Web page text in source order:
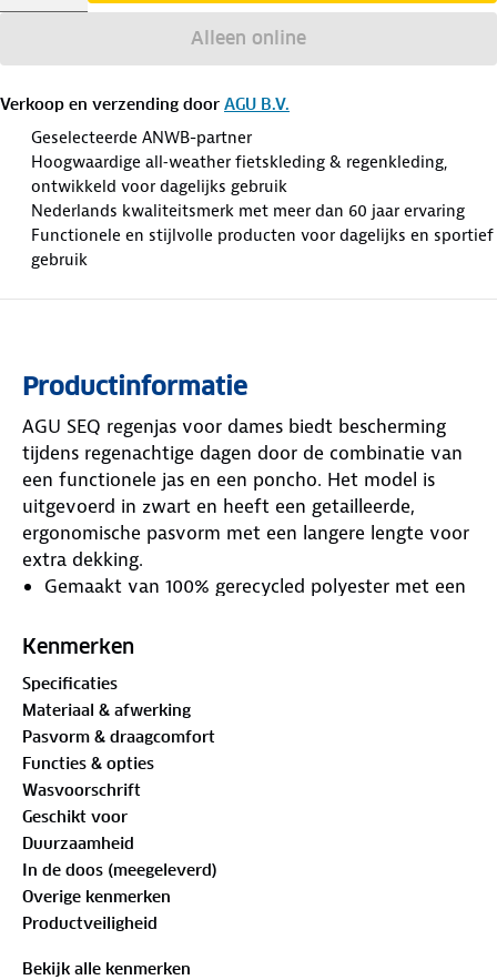
Alleen online
Verkoop en verzending door AGU B.V.
Geselecteerde ANWB-partner
Hoogwaardige all‑weather fietskleding & regenkleding,
ontwikkeld voor dagelijks gebruik
Nederlands kwaliteitsmerk met meer dan 60 jaar ervaring
Functionele en stijlvolle producten voor dagelijks en sportief
gebruik
Productinformatie
AGU SEQ regenjas voor dames biedt bescherming
tijdens regenachtige dagen door de combinatie van
een functionele jas en een poncho. Het model is
uitgevoerd in zwart en heeft een getailleerde,
ergonomische pasvorm met een langere lengte voor
extra dekking.
Gemaakt van 100% gerecycled polyester met een
Voorzien van een ademend, wind- en waterdicht
Transformeert naar een poncho door het ritsen
van de zijkanten, waardoor de jas eenvoudig over
het stuur van de fiets valt.
Inclusief handlussen voor controle over het stuur
in poncho-vorm en ter voorkoming van
opwaaien.
Voorzien van een verstelbare capuchon met vizier
voor goed zicht tijdens het omkijken.
Extra ventilatie op het rugpaneel en mouwen die
in breedte verstelbaar zijn met een sluiting.
Rits aan de bovenzijde afgewerkt met een
Kenmerken
Specificaties
Materiaal & afwerking
Pasvorm & draagcomfort
Functies & opties
Wasvoorschrift
Geschikt voor
Duurzaamheid
In de doos (meegeleverd)
Overige kenmerken
Productveiligheid
Bekijk alle kenmerken